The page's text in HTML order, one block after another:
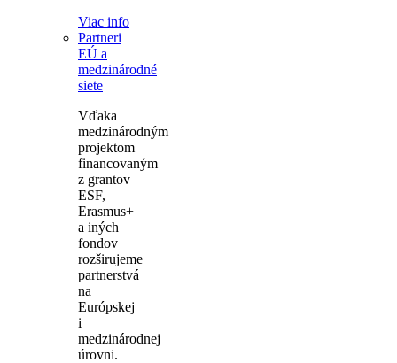
Viac info
Partneri
EÚ a
medzinárodné
siete
Vďaka
medzinárodným
projektom
financovaným
z grantov
ESF,
Erasmus+
a iných
fondov
rozširujeme
partnerstvá
na
Európskej
i
medzinárodnej
úrovni.